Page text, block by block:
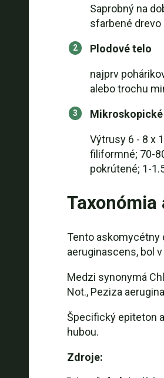
Saprobný na
sfarbené drevo
Plodové telo
najprv
alebo trochu
Výtrusy 6 - 8 x
filiformné; 70-
pokrútené; 1-
Tento askomycétny
aeruginascens, bol
Medzi synonymá
Not., Peziza
Špecifický epiteton
hubou.
Zdroje: